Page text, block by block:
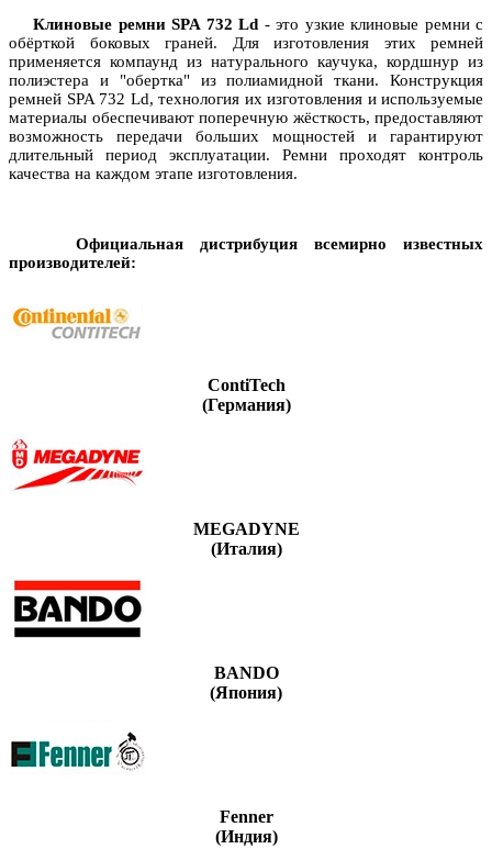
Клиновые ремни SPA 732 Ld - это узкие клиновые ремни с
обёрткой боковых граней. Для изготовления этих ремней
применяется компаунд из натурального каучука, кордшнур из
полиэстера и "обертка" из полиамидной ткани. Конструкция
ремней SPA 732 Ld, технология их изготовления и используемые
материалы обеспечивают поперечную жёсткость, предоставляют
возможность передачи больших мощностей и гарантируют
длительный период эксплуатации. Ремни проходят контроль
качества на каждом этапе изготовления.
Официальная дистрибуция всемирно известных
производителей:
ContiTech
(Германия)
MEGADYNE
(Италия)
BANDO
(Япония)
Fenner
(Индия)